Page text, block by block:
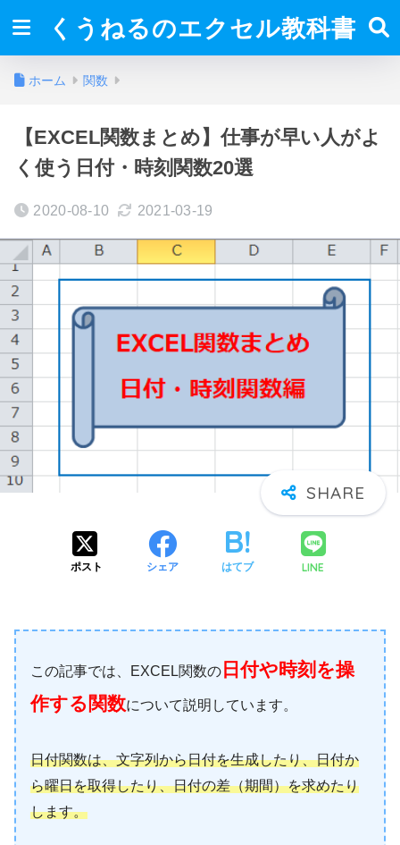
くうねるのエクセル教科書
ホーム 関数
【EXCEL関数まとめ】仕事が早い人がよ
く使う日付・時刻関数20選
2020-08-10 2021-03-19
ポスト シェア はてブ LINE
この記事では、EXCEL関数の 日付や時刻を操
作する関数について説明しています。
日付関数は、文字列から日付を生成したり、日付か
ら曜日を取得したり、日付の差（期間）を求めたり
します。